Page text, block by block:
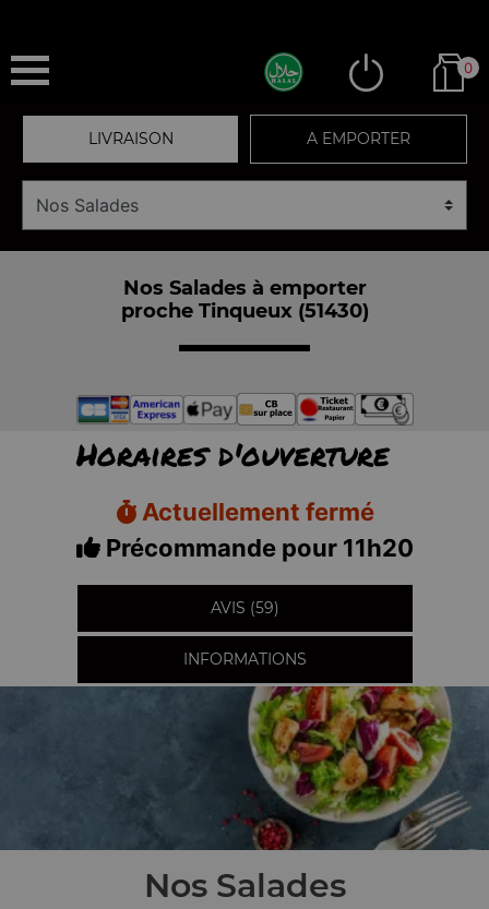
0
LIVRAISON A EMPORTER
Nos Salades à emporter
proche Tinqueux (51430)
Horaires d'ouverture
Actuellement fermé
Précommande pour 11h20
AVIS (59)
INFORMATIONS
Nos Salades